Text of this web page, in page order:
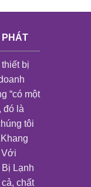
PHÁT
bị
“có một
đó là
tôi
Với
Lạnh
chất